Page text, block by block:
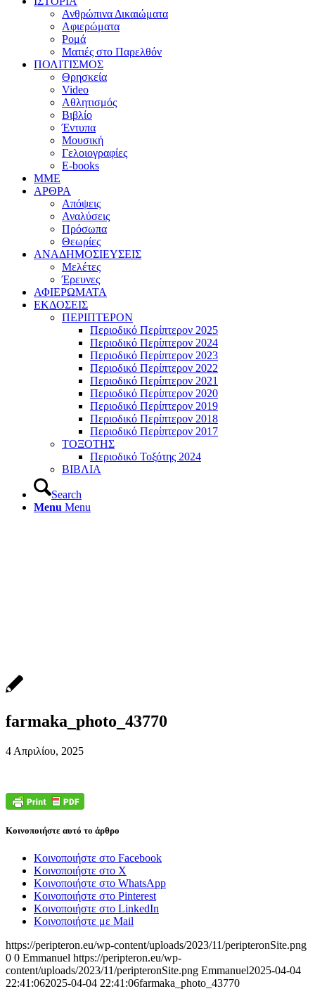
Ανθρώπινα Δικαιώματα
Αφιερώματα
Ρομά
Ματιές στο Παρελθόν
ΠΟΛΙΤΙΣΜΟΣ
Θρησκεία
Video
Αθλητισμός
Βιβλίο
Έντυπα
Μουσική
Γελοιογραφίες
E-books
MME
ΑΡΘΡΑ
Απόψεις
Αναλύσεις
Πρόσωπα
Θεωρίες
ΑΝΑΔΗΜΟΣΙΕΥΣΕΙΣ
Μελέτες
Έρευνες
ΑΦΙΕΡΩΜΑΤΑ
ΕΚΔΟΣΕΙΣ
ΠΕΡΙΠΤΕΡΟΝ
Περιοδικό Περίπτερον 2025
Περιοδικό Περίπτερον 2024
Περιοδικό Περίπτερον 2023
Περιοδικό Περίπτερον 2022
Περιοδικό Περίπτερον 2021
Περιοδικό Περίπτερον 2020
Περιοδικό Περίπτερον 2019
Περιοδικό Περίπτερον 2018
Περιοδικό Περίπτερον 2017
ΤΟΞΟΤΗΣ
Περιοδικό Τοξότης 2024
ΒΙΒΛΙΑ
Search
Menu Menu
farmaka_photo_43770
4 Απριλίου, 2025
Κοινοποιήστε αυτό το άρθρο
Κοινοποιήστε στο Facebook
Κοινοποιήστε στο X
Κοινοποιήστε στο WhatsApp
Κοινοποιήστε στο Pinterest
Κοινοποιήστε στο LinkedIn
Κοινοποιήστε με Mail
https://peripteron.eu/wp-content/uploads/2023/11/peripteronSite.png
0 0 Emmanuel https://peripteron.eu/wp-
content/uploads/2023/11/peripteronSite.png Emmanuel2025-04-04
22:41:062025-04-04 22:41:06farmaka_photo_43770